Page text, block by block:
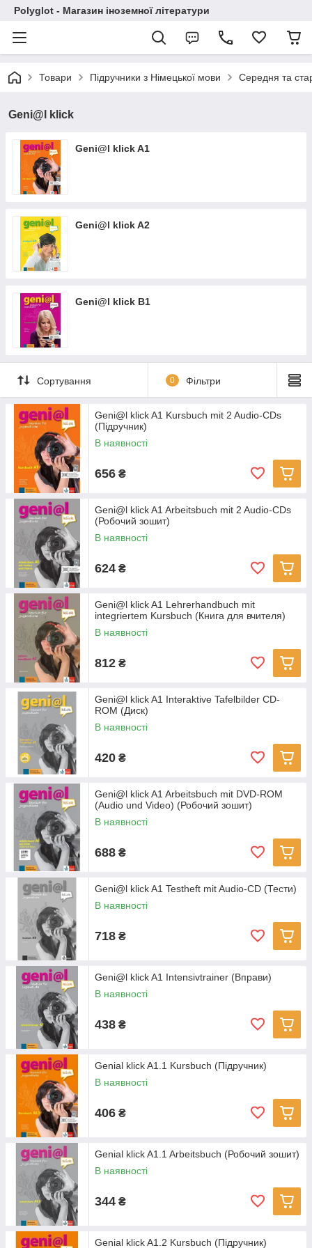
Polyglot - Магазин іноземної літератури
Товари Підручники з Німецької мови Середня та
Geni@l klick
Geni@l klick A1
Geni@l klick A2
Geni@l klick B1
Сортування 0 Фільтри
Geni@l klick A1 Kursbuch mit 2 Audio-CDs
(Підручник)
В наявності
656 ₴
Geni@l klick A1 Arbeitsbuch mit 2 Audio-CDs
(Робочий зошит)
В наявності
624 ₴
Geni@l klick A1 Lehrerhandbuch mit
integriertem Kursbuch (Книга для вчителя)
В наявності
812 ₴
Geni@l klick A1 Interaktive Tafelbilder CD-
ROM (Диск)
В наявності
420 ₴
Geni@l klick A1 Arbeitsbuch mit DVD-ROM
(Audio und Video) (Робочий зошит)
В наявності
688 ₴
Geni@l klick A1 Testheft mit Audio-CD (Тести)
В наявності
718 ₴
Geni@l klick A1 Intensivtrainer (Вправи)
В наявності
438 ₴
Genial klick A1.1 Kursbuch (Підручник)
В наявності
406 ₴
Genial klick A1.1 Arbeitsbuch (Робочий зошит)
В наявності
344 ₴
Genial klick A1.2 Kursbuch (Підручник)